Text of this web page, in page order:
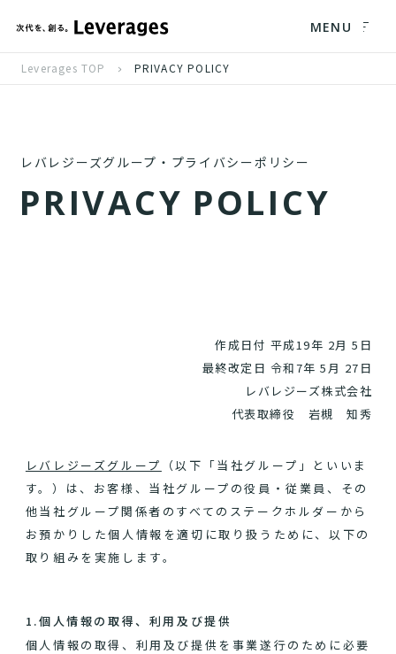
MENU
Leverages TOP PRIVACY POLICY
レバレジーズグループ・プライバシーポリシー
PRIVACY POLICY
作成日付 平成19年 2月 5日
最終改定日 令和7年 5月 27日
レバレジーズ株式会社
代表取締役 岩槻 知秀
レバレジーズグループ
（以下「当社グループ」といいま
す。）は、お客様、当社グループの役員・従業員、その
他当社グループ関係者のすべてのステークホルダーから
お預かりした個人情報を適切に取り扱うために、以下の
取り組みを実施します。
1.個人情報の取得、利用及び提供
個人情報の取得、利用及び提供を事業遂行のために必要